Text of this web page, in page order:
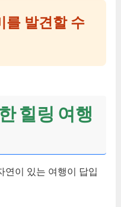
를 발견할 수
힐링 여행
연이 있는 여행이 답입